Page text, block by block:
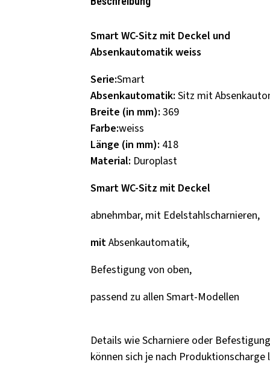
Smart WC-Sitz mit Deckel und
Absenkautomatik weiss
Serie:Smart
Absenkautomatik: Sitz mit
Breite (in mm): 369
Farbe:weiss
Länge (in mm): 418
Material: Duroplast
Smart WC-Sitz mit Deckel
abnehmbar, mit Edelstahlscharnieren,
mitAbsenkautomatik,
Befestigung von oben,
passend zu allen Smart-Modellen
Details wie Scharniere oder
können sich je nach Produktionscharge